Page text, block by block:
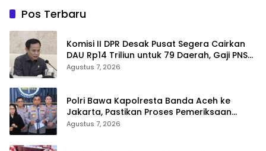
Pos Terbaru
Komisi II DPR Desak Pusat Segera Cairkan
DAU Rp14 Triliun untuk 79 Daerah, Gaji PNS
Terancam Telat
Agustus 7, 2026
Polri Bawa Kapolresta Banda Aceh ke
Jakarta, Pastikan Proses Pemeriksaan
Profesional dan Transparan
Agustus 7, 2026